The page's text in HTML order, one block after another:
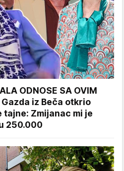
ODNOSE SA OVIM
Gazda iz Beča otkrio
Zmijanac mi je
250.000